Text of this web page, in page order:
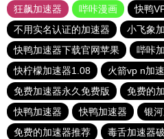
狂飙加速器
哔咔漫画 快鸭
不用实名认证的加速器
小飞象
快鸭加速器下载官网苹果
哔咔
快柠檬加速器1.08
火箭vp n加
免费加速器永久免费版
免费的
快鸭加速器
快鸭加速器 银
免费的加速器推荐
毒舌加速器